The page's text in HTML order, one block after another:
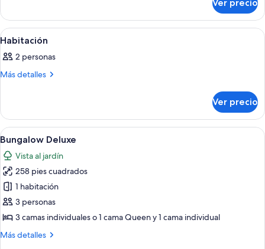
Ver precio
Abrir
todas
las
fotos
Un baño con inodoro, ducha y lavabo.
1
Habitación
2 personas
Más detalles
Más
Ver precio
Abrir
todas
las
fotos
de
Bungalow
Deluxe
Un patio cubierto con una mesa y
12
Bungalow Deluxe
Vista al jardín
258 pies cuadrados
1 habitación
3 personas
3 camas individuales o 1 cama Queen y 1 cama individual
Más detalles
Más